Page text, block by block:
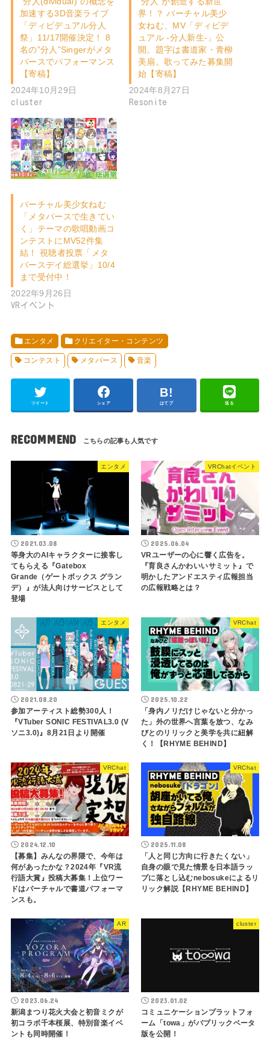
加速する3D音楽ライブ
「ディビデュアル分人
祭」11/17開催決定！ 8
名の”分人”Singerがメタ
バースでパフォーマンス
【寄稿】
2024年10月29日
cluster
界！？ バーチャル美少
女ねむ、MV「ディビデ
ュアル -分人新生-」公
開。題字は書道家・青柳
美扇。歌ってみた募集開
始【寄稿】
2024年8月27日
Resonite
バーチャル美少女ねむ
「メタバースで生きてい
く」テーマの歌唱動画コ
ンテストにMV52件集
結！ 視聴者投票「メタ
バースデイ総選挙」10/4
まで受付中！
2022年9月26日
VRイベント
エンタメ クリエイター・コンテンツ
コンテスト メタバース 音楽
ツイート シェア はてブ 送る
RECOMMEND
エンタメ
2021.03.08
等身大のAIキャラクターに接客し
てもらえる『Gatebox
Grande（ゲートボックス グラン
デ）』が法人向けサービスとして
登場
VRChatイベント
2025.06.04
VRユーザーの心に響く広告を。
『育良さんかわいいサミット』で
明かしたアンドエスティ広報担当
の広報戦略とは？
エンタメ
2021.08.20
参加アーティスト総勢300人！
『VTuber SONIC FESTIVAL3.0 (V
ソニ3.0)』8月21日より開催
VRChat
2025.10.22
「身内ノリだけじゃないと分かっ
た」外の世界へ言葉を放つ、なみ
びとのリリックと美学を共に紐解
く！【RHYME BEHIND】
VRChat
2024.12.10
【募集】みんなの界隈で、今年は
何があったかな？2024年『VR流
行語大賞』投稿大募集！上位ワー
ドはバーチャルで書道パフォーマ
ンスも。
VRChat
2025.11.08
「人と同じ方向に行きたくない」
自身の眼で見た情景を日本語ラッ
プに落とし込むnebosukeによるリ
リック解説【RHYME BEHIND】
AR
2023.06.24
新潟まつり花火大会と初音ミクが
初コラボ千本桜展、特別音楽イベ
ントも同時開催！
cluster
2023.01.02
コミュニケーションプラットフォ
ーム「towa」がパブリックベータ
版を公開！